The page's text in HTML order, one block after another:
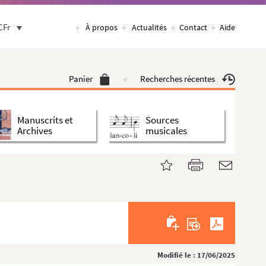
À propos Actualités Contact Aide
Panier Recherches récentes
Manuscrits et
Archives
Sources
musicales
Modifié le : 17/06/2025